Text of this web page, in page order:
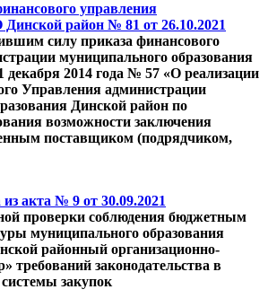
управления
район № 81 от 26.10.2021
силу приказа финансового
муниципального образования
декабря 2014 года № 57 «О реализации
Управления администрации
Динской район по
возможности заключения
поставщиком (подрядчиком,
акта № 9 от 30.09.2021
проверки соблюдения бюджетным
муниципального образования
районный организационно-
требований законодательства в
закупок